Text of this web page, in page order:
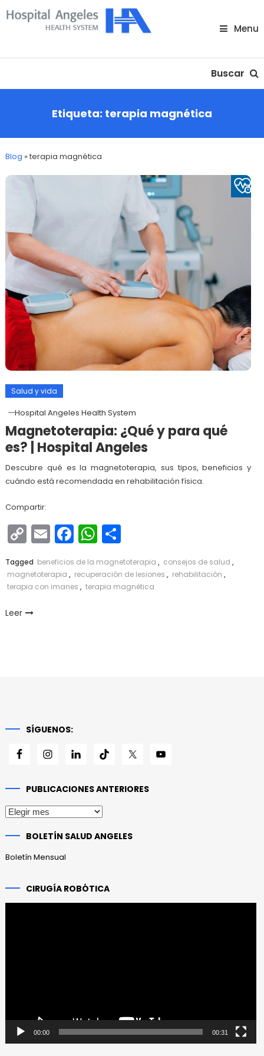
Skip
To
Menu
Buscar
Etiqueta: terapia magnética
Blog »terapia magnética
Salud y vida
Hospital Angeles Health System
Magnetoterapia: ¿Qué y para qué
es? | Hospital Angeles
Descubre qué es la magnetoterapia, sus tipos, beneficios y
cuándo está recomendada en rehabilitación física.
Compartir:
Copy
Link
EmailFacebook
WhatsApp
Compartir
Tagged beneficios de la magnetoterapia , consejos de salud ,
magnetoterapia , recuperación de lesiones , rehabilitación ,
terapia con imanes , terapia magnética
Leer
SÍGUENOS:
PUBLICACIONES ANTERIORES
Publicaciones
BOLETÍN SALUD ANGELES
Boletín Mensual
CIRUGÍA ROBÓTICA
00:00 00:31